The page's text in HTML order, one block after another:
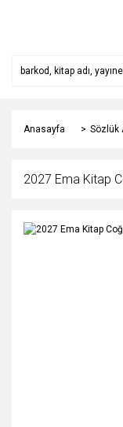
Anasayfa Sözlük
2027 Ema Kitap